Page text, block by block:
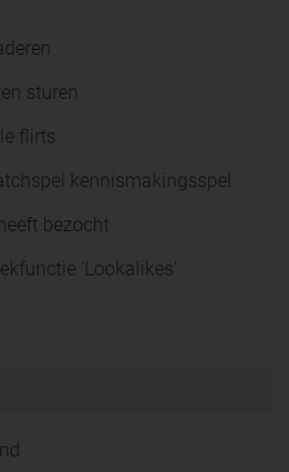
sturen
flirts
kennismakingsspel
bezocht
‘Lookalikes’